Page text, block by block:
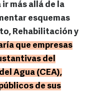
más allá de la
esquemas
Rehabilitación y
que empresas
del
Agua (CEA),
de sus